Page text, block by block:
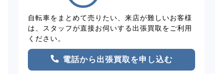
自転車をまとめて売りたい、来店が難しいお客様
は、スタッフが直接お伺いする出張買取をご利用
ください。
電話から出張買取を申し込む